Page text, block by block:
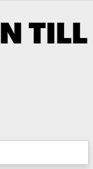
TILL